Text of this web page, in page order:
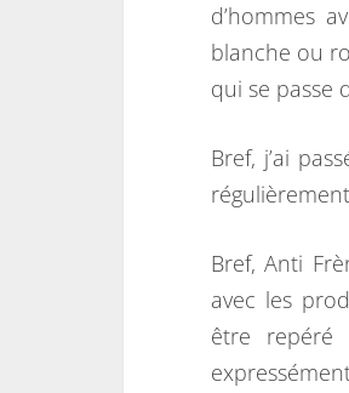
d’hommes
blanche ou
qui se passe
Bref, j’ai
Bref, Anti
avec les
être repéré